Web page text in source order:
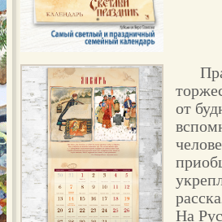
от
На